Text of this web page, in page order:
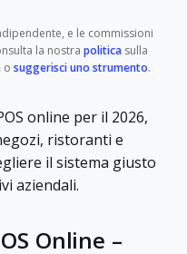
e le commissioni
la nostra politicasulla
o suggerisci uno strumento.
online per il 2026,
ristoranti e
il sistema giusto
aziendali.
Online –